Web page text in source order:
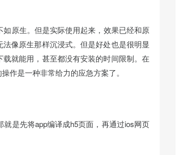
原生。但是实际使用起来，效果已经和原
像原生那样沉浸式。但是好处也是很明显
就能用，甚至都没有安装的时间限制。在
作是一种非常给力的应急方案了。
是先将app编译成h5页面，再通过ios网页